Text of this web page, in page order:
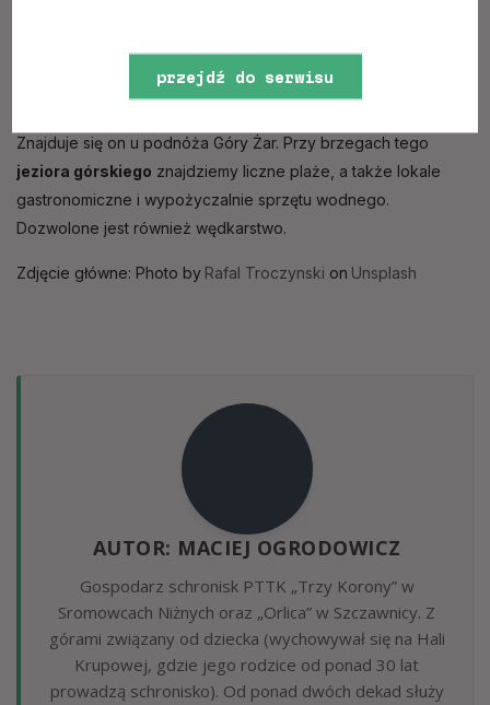
Zestawienie najpiękniejszychjezior w górach polskich
zamyka Jezioro Międzybrodzkie. Zbiornik zaporowy
Znajduje się on u podnóża Góry Żar. Przy brzegach tego
jeziora górskiego znajdziemy liczne plaże, a także lokale
gastronomiczne i wypożyczalnie sprzętu wodnego.
Dozwolone jest również wędkarstwo.
Zdjęcie główne: Photo by Rafal Troczynski on Unsplash
AUTOR: MACIEJ OGRODOWICZ
Gospodarz schronisk PTTK „Trzy Korony” w
Sromowcach Niżnych oraz „Orlica” w Szczawnicy. Z
górami związany od dziecka (wychowywał się na Hali
Krupowej, gdzie jego rodzice od ponad 30 lat
prowadzą schronisko). Od ponad dwóch dekad służy
przejdź do serwisu